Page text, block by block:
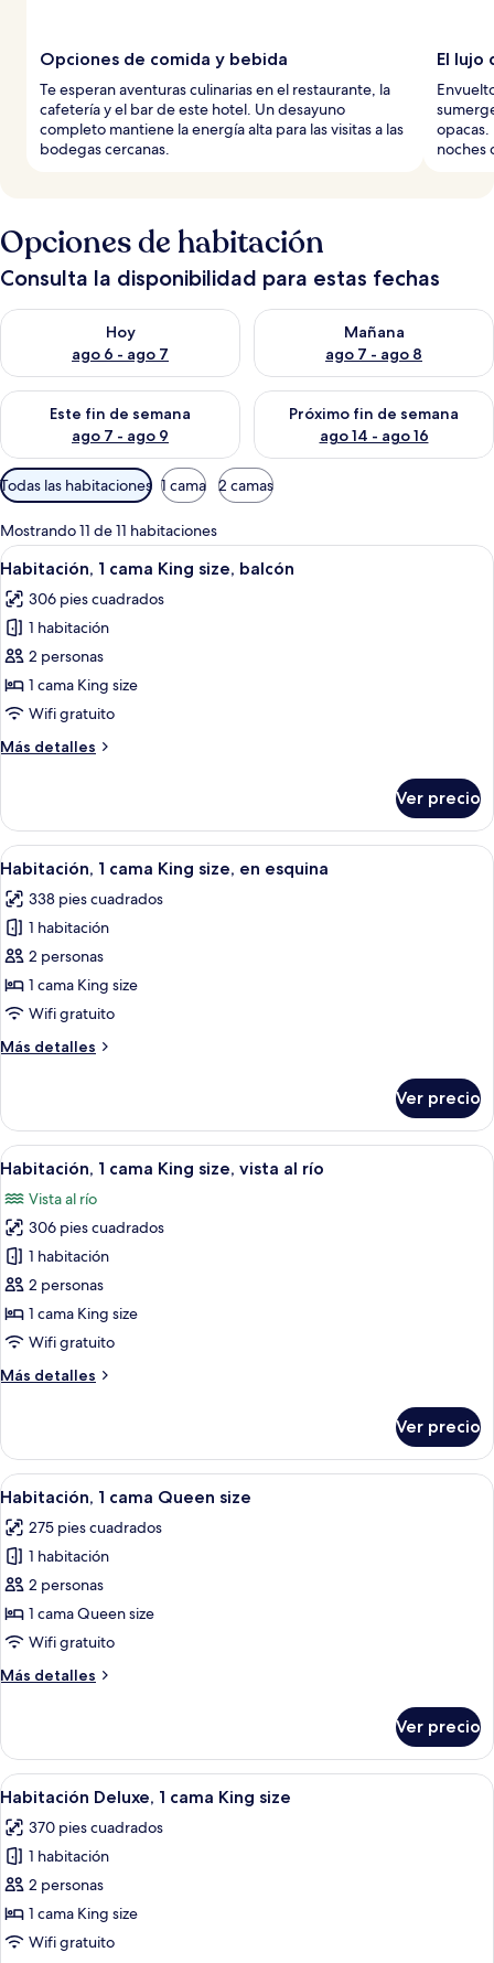
Opciones de comida y bebida
Te esperan aventuras culinarias en el restaurante, la
cafetería y el bar de este hotel. Un desayuno
completo mantiene la energía alta para las visitas a las
bodegas cercanas.
El lujo
noches
Opciones de habitación
Consulta la disponibilidad para estas fechas
Hoy
ago 6 - ago 7
Consulta la disponibilidad para hoy ago 6 - ago 7
Mañana
ago 7 - ago 8
Consulta la disponibilidad
Este fin de semana
ago 7 - ago 9
Consulta la disponibilidad para este fin de semana ago 7 -
Próximo fin de semana
ago 14 - ago 16
Consulta la disponibilidad
Filtros
disponibles
para
las
habitaciones
Todas las habitaciones 1 cama 2 camas
Mostrando 11 de 11 habitaciones
Abrir
todas
las
fotos
de
Habitación,
1
King
Un balcón con una silla de mimbre y
5
Habitación, 1 cama King size, balcón
306 pies cuadrados
1 habitación
2 personas
1 cama King size
Wifi gratuito
Más detalles
Más
1
cama
King
balcón
Ver precio
Abrir
todas
las
fotos
de
Habitación,
1
King
esquina
Caja de seguridad en la habitación y
5
Habitación, 1 cama King size, en esquina
338 pies cuadrados
1 habitación
2 personas
1 cama King size
Wifi gratuito
Más detalles
Más
1
cama
King
en
esquina
Ver precio
Abrir
todas
las
fotos
de
Habitación,
1
cama
size,
río
Una habitación de hotel moderna
5
Habitación, 1 cama King size, vista al río
Vista al río
306 pies cuadrados
1 habitación
2 personas
1 cama King size
Wifi gratuito
Más detalles
Más
1
cama
King
vista
al
Ver precio
Abrir
todas
las
fotos
de
Habitación,
1
Queen
Una habitación de hotel moderna
5
Habitación, 1 cama Queen size
275 pies cuadrados
1 habitación
2 personas
1 cama Queen size
Wifi gratuito
Más detalles
Más
1
cama
Queen
Ver precio
Abrir
todas
las
fotos
de
Habitación
Deluxe,
Una habitación de hotel moderna
5
Habitación Deluxe, 1 cama King size
370 pies cuadrados
1 habitación
2 personas
1 cama King size
Wifi gratuito